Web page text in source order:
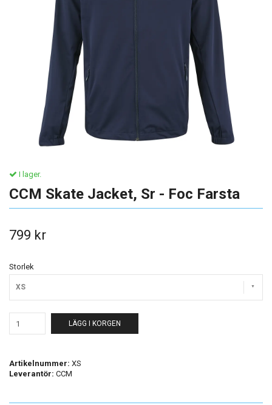
I lager.
CCM Skate Jacket, Sr - Foc Farsta
799 kr
Storlek
XS
LÄGG I KORGEN
Artikelnummer: XS
Leverantör: CCM